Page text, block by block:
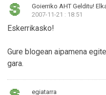
Goierriko AHT Gelditu!
2007-11-21 : 18:51
Eskerrikasko!
Gure blogean aipamena
gara.
egiatarra